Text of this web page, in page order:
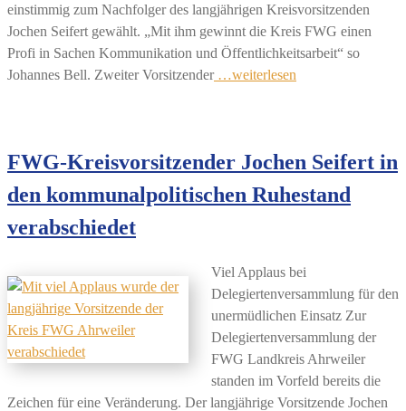
einstimmig zum Nachfolger des langjährigen Kreisvorsitzenden
Jochen Seifert gewählt. „Mit ihm gewinnt die Kreis FWG einen
Profi in Sachen Kommunikation und Öffentlichkeitsarbeit“ so
Johannes Bell. Zweiter Vorsitzender…weiterlesen
FWG-Kreisvorsitzender Jochen Seifert in
den kommunalpolitischen Ruhestand
verabschiedet
Viel Applaus bei
Delegiertenversammlung für den
unermüdlichen Einsatz Zur
Delegiertenversammlung der
FWG Landkreis Ahrweiler
standen im Vorfeld bereits die
Zeichen für eine Veränderung. Der langjährige Vorsitzende Jochen